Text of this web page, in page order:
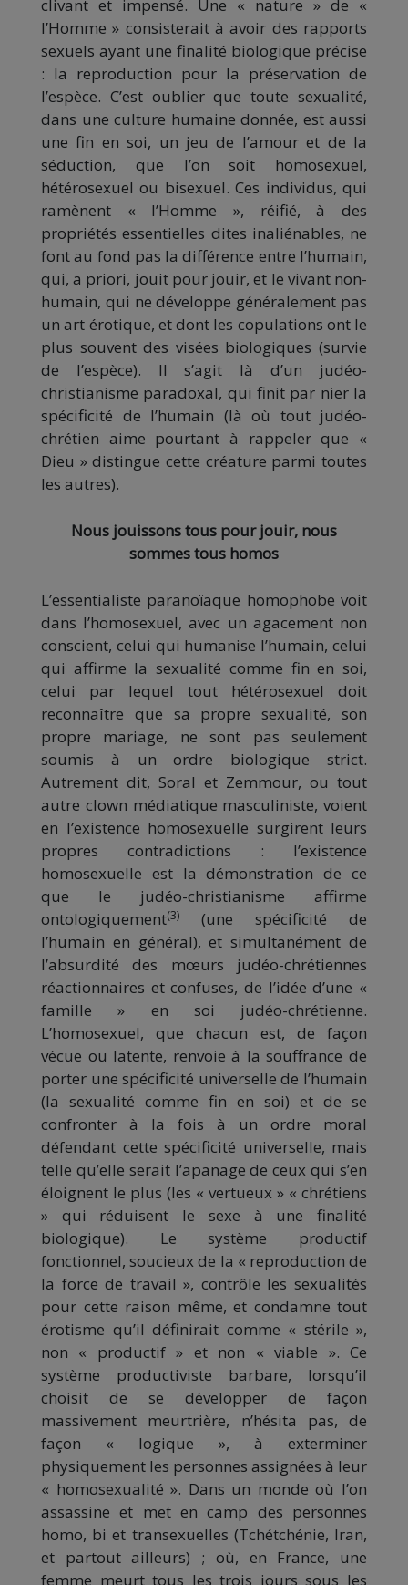
clivant et impensé. Une « nature » de «
l’Homme » consisterait à avoir des rapports
sexuels ayant une finalité biologique précise
: la reproduction pour la préservation de
l’espèce. C’est oublier que toute sexualité,
dans une culture humaine donnée, est aussi
une fin en soi, un jeu de l’amour et de la
séduction, que l’on soit homosexuel,
hétérosexuel ou bisexuel. Ces individus, qui
ramènent « l’Homme », réifié, à des
propriétés essentielles dites inaliénables, ne
font au fond pas la différence entre l’humain,
qui, a priori, jouit pour jouir, et le vivant non-
humain, qui ne développe généralement pas
un art érotique, et dont les copulations ont le
plus souvent des visées biologiques (survie
de l’espèce). Il s’agit là d’un judéo-
christianisme paradoxal, qui finit par nier la
spécificité de l’humain (là où tout judéo-
chrétien aime pourtant à rappeler que «
Dieu » distingue cette créature parmi toutes
les autres).
Nous jouissons tous pour jouir, nous
sommes tous homos
L’essentialiste paranoïaque homophobe voit
dans l’homosexuel, avec un agacement non
conscient, celui qui humanise l’humain, celui
qui affirme la sexualité comme fin en soi,
celui par lequel tout hétérosexuel doit
reconnaître que sa propre sexualité, son
propre mariage, ne sont pas seulement
soumis à un ordre biologique strict.
Autrement dit, Soral et Zemmour, ou tout
autre clown médiatique masculiniste, voient
en l’existence homosexuelle surgirent leurs
propres contradictions : l’existence
homosexuelle est la démonstration de ce
que le judéo-christianisme affirme
ontologiquement(3)
(une spécificité de
l’humain en général), et simultanément de
l’absurdité des mœurs judéo-chrétiennes
réactionnaires et confuses, de l’idée d’une «
famille » en soi judéo-chrétienne.
L’homosexuel, que chacun est, de façon
vécue ou latente, renvoie à la souffrance de
porter une spécificité universelle de l’humain
(la sexualité comme fin en soi) et de se
confronter à la fois à un ordre moral
défendant cette spécificité universelle, mais
telle qu’elle serait l’apanage de ceux qui s’en
éloignent le plus (les « vertueux » « chrétiens
» qui réduisent le sexe à une finalité
biologique). Le système productif
fonctionnel, soucieux de la « reproduction de
la force de travail », contrôle les sexualités
pour cette raison même, et condamne tout
érotisme qu’il définirait comme « stérile »,
non « productif » et non « viable ». Ce
système productiviste barbare, lorsqu’il
choisit de se développer de façon
massivement meurtrière, n’hésita pas, de
façon « logique », à exterminer
physiquement les personnes assignées à leur
« homosexualité ». Dans un monde où l’on
assassine et met en camp des personnes
homo, bi et transexuelles (Tchétchénie, Iran,
et partout ailleurs) ; où, en France, une
femme meurt tous les trois jours sous les